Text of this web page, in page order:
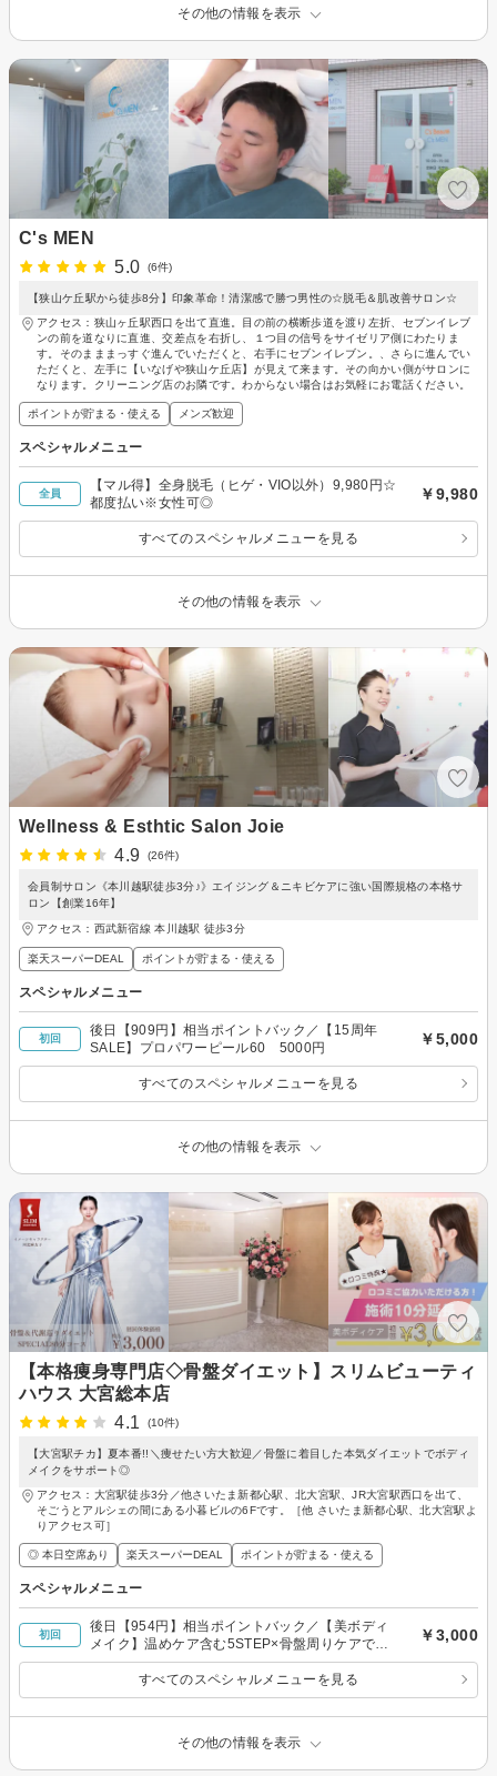
その他の情報を表示
C's MEN
5.0
(6件)
【狭山ケ丘駅から徒歩8分】印象革命！清潔感で勝つ男性の☆脱毛＆肌改善サロン☆
アクセス：狭山ヶ丘駅西口を出て直進。目の前の横断歩道を渡り左折、セブンイレブ
ンの前を道なりに直進、交差点を右折し、１つ目の信号をサイゼリア側にわたりま
す。そのまままっすぐ進んでいただくと、右手にセブンイレブン。、さらに進んでい
ただくと、左手に【いなげや狭山ケ丘店】が見えて来ます。その向かい側がサロンに
なります。クリーニング店のお隣です。わからない場合はお気軽にお電話ください。
ポイントが貯まる・使える メンズ歓迎
スペシャルメニュー
全員
【マル得】全身脱毛（ヒゲ・VIO以外）9,980円☆
都度払い※女性可◎
￥9,980
すべてのスペシャルメニューを見る
その他の情報を表示
Wellness & Esthtic Salon Joie
4.9
(26件)
会員制サロン《本川越駅徒歩3分♪》エイジング＆ニキビケアに強い国際規格の本格サ
ロン【創業16年】
アクセス：西武新宿線 本川越駅 徒歩3分
楽天スーパーDEAL ポイントが貯まる・使える
スペシャルメニュー
初回
後日【909円】相当ポイントバック／【15周年
SALE】プロパワーピール60 5000円
￥5,000
すべてのスペシャルメニューを見る
その他の情報を表示
【本格痩身専門店◇骨盤ダイエット】スリムビューティ
ハウス 大宮総本店
4.1
(10件)
【大宮駅チカ】夏本番!!＼痩せたい方大歓迎／骨盤に着目した本気ダイエットでボディ
メイクをサポート◎
アクセス：大宮駅徒歩3分／他さいたま新都心駅、北大宮駅、JR大宮駅西口を出て、
そごうとアルシェの間にある小暮ビルの6Fです。［他 さいたま新都心駅、北大宮駅よ
りアクセス可］
◎ 本日空席あり 楽天スーパーDEAL ポイントが貯まる・使える
スペシャルメニュー
初回
後日【954円】相当ポイントバック／【美ボディ
メイク】温めケア含む5STEP×骨盤周りケアでス
ッキリ！代謝サポート◎80分￥3000
￥3,000
すべてのスペシャルメニューを見る
その他の情報を表示